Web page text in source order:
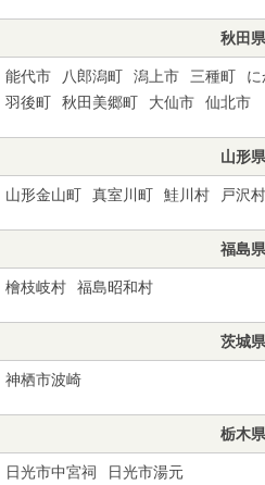
秋田県
能代市 八郎潟町 潟上市 三種町
羽後町
秋田美郷町 大仙市 仙北市
山形県
山形金山町 真室川町 鮭川村 戸沢村
福島県
檜枝岐村 福島昭和村
茨城県
神栖市波崎
栃木県
日光市中宮祠 日光市湯元